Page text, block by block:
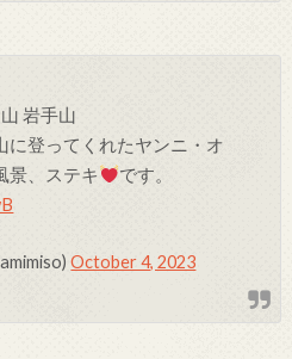
岩手山
に登ってくれたヤンニ・オ
景、ステキ
です。
October 4, 2023